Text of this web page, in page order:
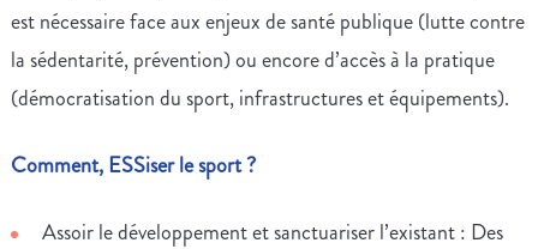
est nécessaire face aux enjeux de santé publique (lutte contre
la sédentarité, prévention) ou encore d’accès à la pratique
(démocratisation du sport, infrastructures et équipements).
Comment, ESSiser le sport ?
Assoir le développement et sanctuariser l’existant : Des